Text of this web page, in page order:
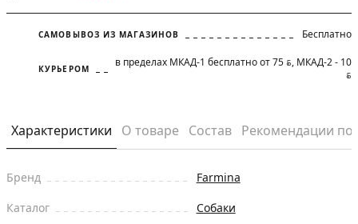
САМОВЫВОЗ ИЗ МАГАЗИНОВ Бесплатно
КУРЬЕРОМ в пределах МКАД-1 бесплатно от 75 BYN, МКАД-2 - 10
BYN
Характеристики О товаре Состав Рекомендации
Бренд
Farmina
Каталог
Собаки